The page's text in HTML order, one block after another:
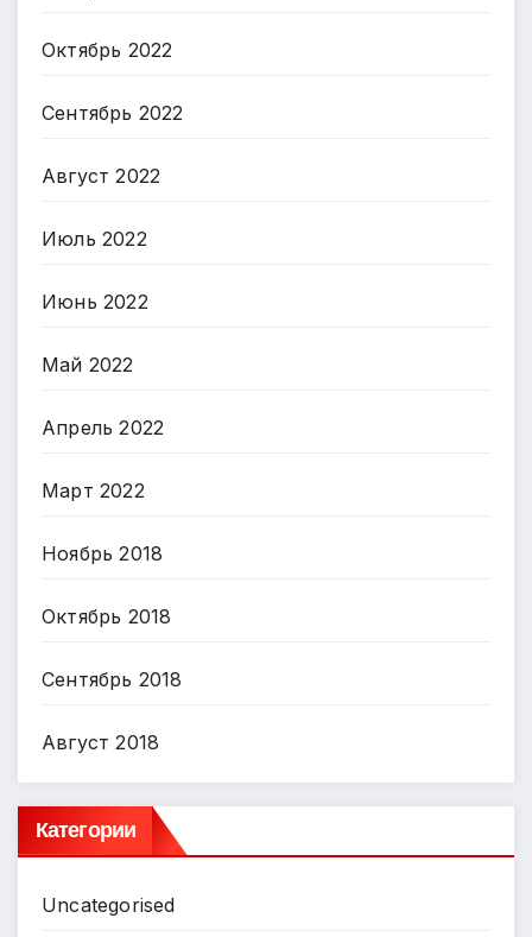
Октябрь 2022
Сентябрь 2022
Август 2022
Июль 2022
Июнь 2022
Май 2022
Апрель 2022
Март 2022
Ноябрь 2018
Октябрь 2018
Сентябрь 2018
Август 2018
Категории
Uncategorised